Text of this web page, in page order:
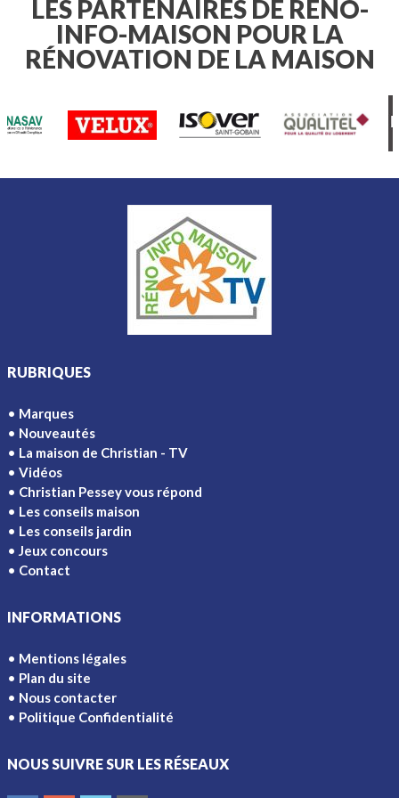
essentiel de connaître les règles
applicables à votre domicile.
LES PARTENAIRES DE RÉNO-
INFO-MAISON POUR LA
RÉNOVATION DE LA MAISON
RUBRIQUES
Marques
Nouveautés
La maison de Christian - TV
Vidéos
Christian Pessey vous répond
Les conseils maison
Les conseils jardin
Jeux concours
Contact
INFORMATIONS
Mentions légales
Plan du site
Nous contacter
Politique Confidentialité
NOUS SUIVRE SUR LES RÉSEAUX